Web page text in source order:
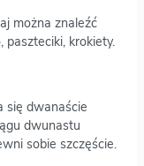
można znaleźć
paszteciki, krokiety.
się dwanaście
dwunastu
sobie szczęście.